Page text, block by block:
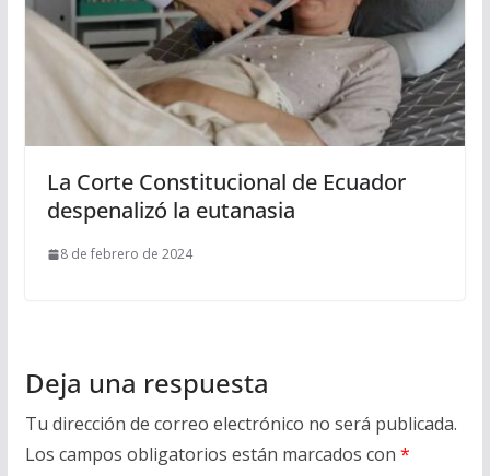
La Corte Constitucional de Ecuador
despenalizó la eutanasia
8 de febrero de 2024
Deja una respuesta
Tu dirección de correo electrónico no será publicada.
Los campos obligatorios están marcados con *